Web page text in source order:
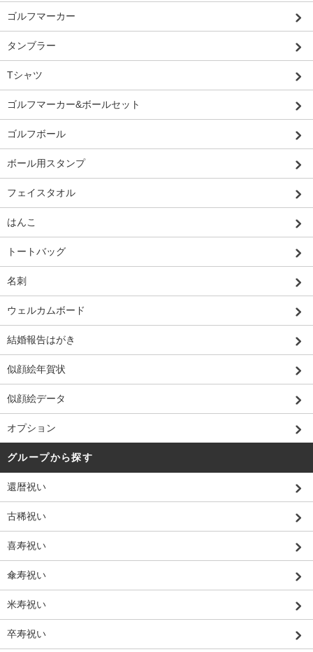
ゴルフマーカー
タンブラー
Tシャツ
ゴルフマーカー&ボールセット
ゴルフボール
ボール用スタンプ
フェイスタオル
はんこ
トートバッグ
名刺
ウェルカムボード
結婚報告はがき
似顔絵年賀状
似顔絵データ
オプション
グループから探す
還暦祝い
古稀祝い
喜寿祝い
傘寿祝い
米寿祝い
卒寿祝い